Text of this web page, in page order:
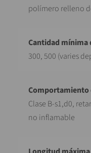
polímero relleno
300, 500 (varies
Clase B-s1,d0,
no inflamable